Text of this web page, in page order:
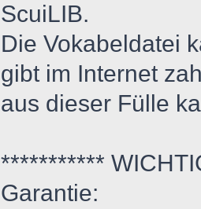
ScuiLIB.
Die Vokabeldatei
gibt im Internet
aus dieser Fülle
***********
Garantie: